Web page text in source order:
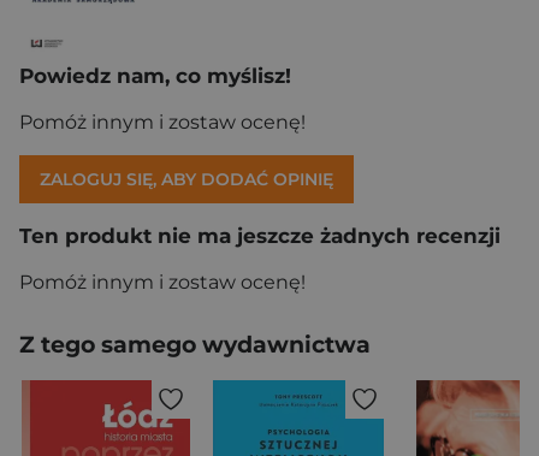
Powiedz nam, co myślisz!
Pomóż innym i zostaw ocenę!
ZALOGUJ SIĘ, ABY DODAĆ OPINIĘ
Ten produkt nie ma jeszcze żadnych recenzji
Pomóż innym i zostaw ocenę!
Z tego samego wydawnictwa